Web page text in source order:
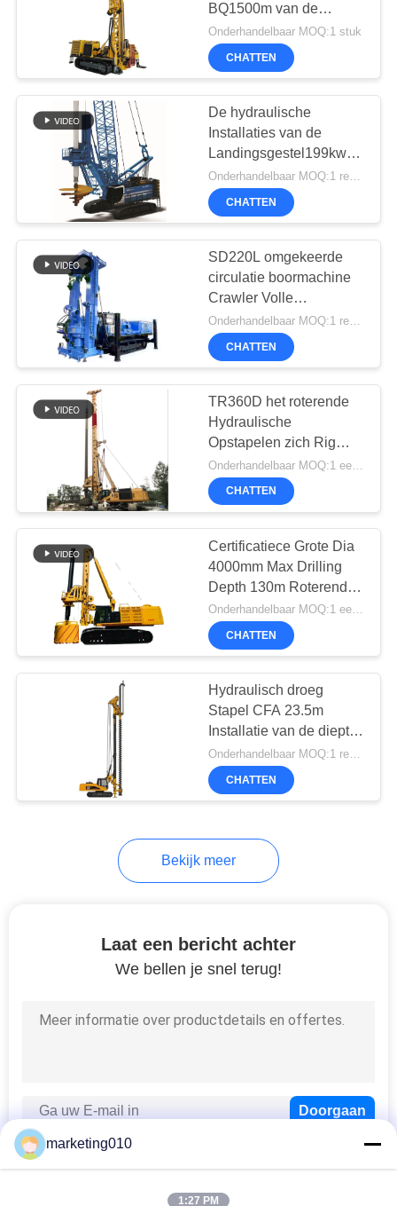
PRIVACYBELEID
BQ1500m van de
Typekern
Onderhandelbaar MOQ:1 stuk
CHATTEN
De hydraulische
Installaties van de
Landingsgestel199kw
1900rpn Roterende
Boring
Onderhandelbaar MOQ:1 reeks
CHATTEN
SD220L omgekeerde
circulatie boormachine
Crawler Volle
hydraulische pomp
CHATTEN
TR360D het roterende
Hydraulische
Opstapelen zich Rig
Machine Dia 2500mm
van Soilmec van
Boringsinstallaties
CHATTEN
Certificatiece Grote Dia
4000mm Max Drilling
Depth 130m Roterende
Boringsinstallatie voor
het opstapelen van het
werk
Onderhandelbaar MOQ:1 eenheid
CHATTEN
Hydraulisch droeg
Stapel CFA 23.5m
Installatie van de diepte
de Roterende
Boring/CFA-machine
Onderhandelbaar MOQ:1 reeks
CHATTEN
Bekijk meer
Laat een bericht achter
We bellen je snel terug!
marketing010
1:27 PM